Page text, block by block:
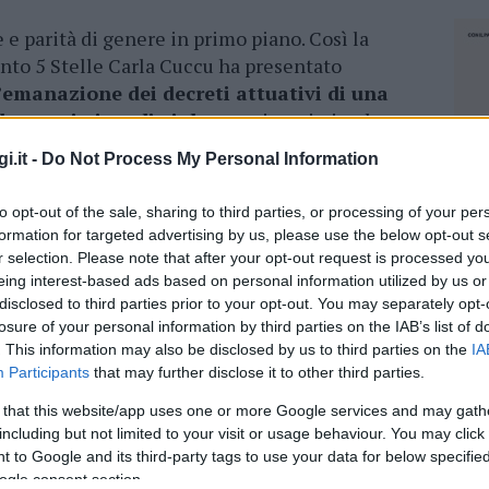
- Do Not Process My Personal Information
opt-out of the sale, sharing to third parties, or processing of your
for targeted advertising by us, please use the below opt-out
selection. Please note that after your opt-out request is processed
interest-based ads based on personal information utilized by us
to third parties prior to your opt-out. You may separately
of your personal information by third parties on the IAB’s list of
This information may also be disclosed by us to third parties on the
Participants that may further disclose it to other third parties.
that this website/app uses one or more Google services and may
but not limited to your visit or usage behaviour. You may
to Google and its third-party tags to use your data for below
consent section.
parità di genere in primo piano. Così la
5 Stelle Carla Cuccu ha presentato
dei decreti attuativi di una
vittime di violenzaa inserirsi nel
subire la dipendenza economica del
episodi di abusi.
– prevede la possibilità di attivare intese e
ma soprattutto prevede degli
che assumono le donne vittime di
esentate dal pagamento delle imposte
33 del 2018 riguarda la formazione dei
il pensiero maschilista – continua
5 Stelle Carla Cuccu – è necessario
che deve partire sin dall’infanzia.